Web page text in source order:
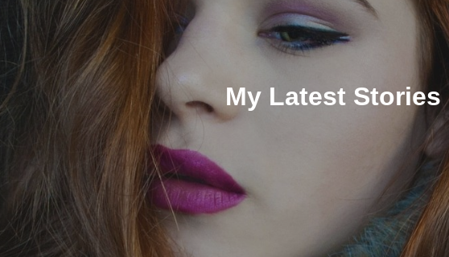
My Latest Stories